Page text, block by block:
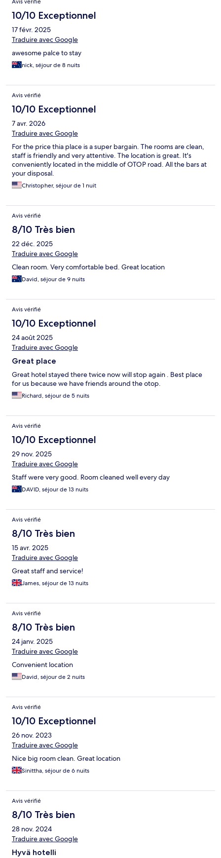
Avis vérifié
10/10 Exceptionnel
17 févr. 2025
Traduire avec Google
awesome palce to stay
nick, séjour de 8 nuits
Avis vérifié
10/10 Exceptionnel
7 avr. 2026
Traduire avec Google
For the price thia place is a super bargain. The rooms are clean,
staff is friendly and very attentive. The location is great. It's
conveniently located in the middle of OTOP road. All the bars at
your disposal.
Christopher, séjour de 1 nuit
Avis vérifié
8/10 Très bien
22 déc. 2025
Traduire avec Google
Clean room. Very comfortable bed. Great location
David, séjour de 9 nuits
Avis vérifié
10/10 Exceptionnel
24 août 2025
Traduire avec Google
Great place
Great hotel stayed there twice now will stop again . Best place
for us because we have friends around the otop.
Richard, séjour de 5 nuits
Avis vérifié
10/10 Exceptionnel
29 nov. 2025
Traduire avec Google
Staff were very good. Room cleaned well every day
DAVID, séjour de 13 nuits
Avis vérifié
8/10 Très bien
15 avr. 2025
Traduire avec Google
Great staff and service!
James, séjour de 13 nuits
Avis vérifié
8/10 Très bien
24 janv. 2025
Traduire avec Google
Convenient location
David, séjour de 2 nuits
Avis vérifié
10/10 Exceptionnel
26 nov. 2023
Traduire avec Google
Nice big room clean. Great location
Sinittha, séjour de 6 nuits
Avis vérifié
8/10 Très bien
28 nov. 2024
Traduire avec Google
Hyvä hotelli